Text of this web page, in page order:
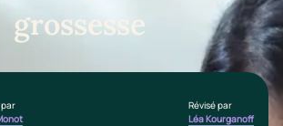
grossesse
par
Révisé par
Léa Kourganoff